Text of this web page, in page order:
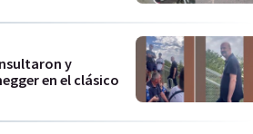
y
en el clásico